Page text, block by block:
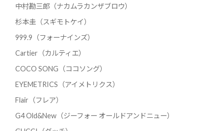
中村勘三郎（ナカムラカンザブロウ）
杉本圭（スギモトケイ）
999.9（フォーナインズ）
Cartier（カルティエ）
COCO SONG（ココソング）
EYEMETRICS（アイメトリクス）
Flair（フレア）
G4 Old&New（ジーフォー オールドアンドニュー）